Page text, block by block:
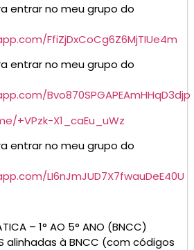
entrar no meu grupo do
FfiZjDxCoCg6Z6MjTIUe4m
entrar no meu grupo do
Bvo870SPGAPEAmHHqD3djp
+VPzk-X1_caEu_uWz
entrar no meu grupo do
LI6nJmJUD7X7fwauDeE40U
– 1° AO 5° ANO (BNCC)
alinhadas à BNCC (com códigos